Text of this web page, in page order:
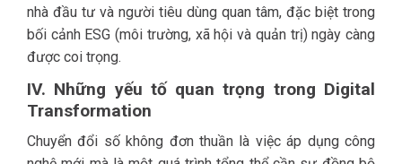
nhà đầu tư và người tiêu dùng quan tâm, đặc biệt trong
bối cảnh ESG (môi trường, xã hội và quản trị) ngày càng
được coi trọng.
IV. Những yếu tố quan trọng trong Digital
Transformation
Chuyển đổi số không đơn thuần là việc áp dụng công